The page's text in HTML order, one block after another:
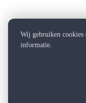
Wij gebruiken cookies
informatie.